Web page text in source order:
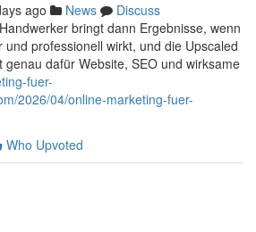
ago News
Discuss
bringt dann Ergebnisse, wenn
und professionell wirkt, und die Upscaled
genau dafür Website, SEO und wirksame
fuer-
2026/04/online-marketing-fuer-
Who Upvoted